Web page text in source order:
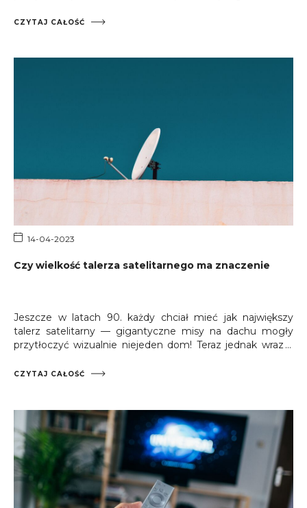
mogą czasami mieć problemy, których nie
zabezpieczyć antenę satelitarną przed wiatrem i innymi
CZYTAJ CAŁOŚĆ
14-04-2023
Czy wielkość talerza satelitarnego ma znaczenie
Jeszcze w latach 90. każdy chciał mieć jak największy
talerz satelitarny — gigantyczne misy na dachu mogły
przytłoczyć wizualnie niejeden dom! Teraz jednak wraz z
mniejsze — aleczy rozmiar talerza ma znaczenie?
CZYTAJ CAŁOŚĆ